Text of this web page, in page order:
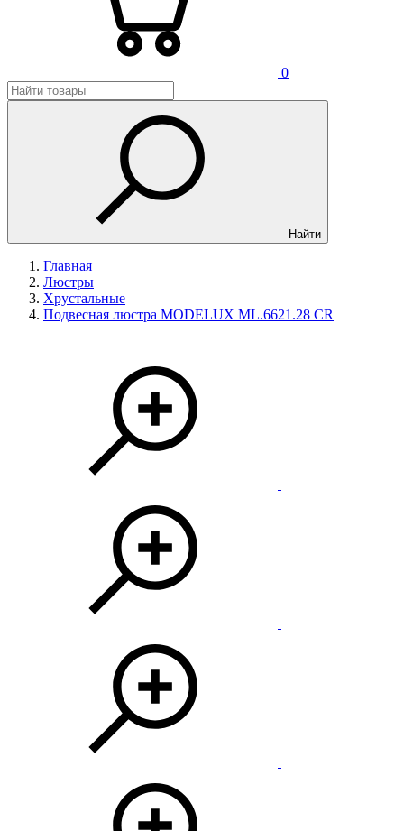
0
Найти
Главная
Люстры
Хрустальные
Подвесная люстра MODELUX ML.6621.28 CR